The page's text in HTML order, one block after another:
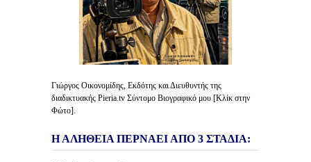
Γιώργος Οικονομίδης, Εκδότης και Διευθυντής της
διαδικτυακής Pieria.tv Σύντομο Βιογραφικό μου [Κλίκ στην
Φώτο].
Η ΑΛΗΘΕΙΑ ΠΕΡΝΑΕΙ ΑΠΟ 3 ΣΤΑΔΙΑ: